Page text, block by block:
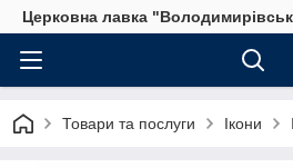
Церковна лавка
Товари та послуги Ікони